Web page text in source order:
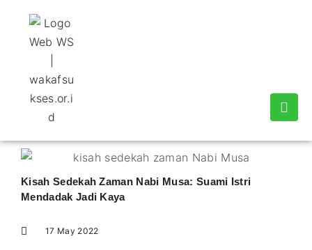
Kisah Sedekah Zaman Nabi Musa: Suami Istri
Mendadak Jadi Kaya
17 May 2022